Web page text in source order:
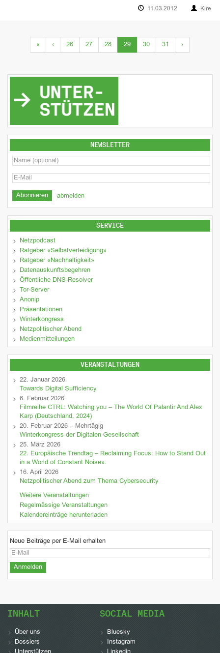
11.03.2012 Kire
« ‹ 26 27 28 29(current)
30 31 ›
NEWSLETTER
abmelden
SERVICE
Netzpodcast
Ratgeber «Selbstverteidigung»
Ratgeber «Nachhaltigkeit»
Datenauskunftsbegehren
Öffentliche DNS-Resolver
Tor-Server
Anonip
Präsentationen
Winterkongress
Netzpolitischer Abend
Medienmitteilungen
VERANSTALTUNGEN
22. Januar 2026
Towards Digital Sufficiency
6. Februar 2026
Filmreihe CTRL: Watching you – The World Of Palantir And Alex
Karp (Deutschland, 2024)
20. Februar 2026 – Mehrtägig
Winterkongress der Digitalen Gesellschaft
25. März 2026
22. Europäische Trendtag – Reclaiming Focus: How to Stand Out
in a World of Constant Noise».
16. April 2026
Netzpolitischer Abend zum Thema Cybersecurity
Weitere Veranstaltungen
Regelmässige Veranstaltungen
Kalendereinträge herunterladen
Neue Beiträge per E-Mail erhalten
INHALT
Über uns
Dossiers
SOCIAL MEDIA
Bluesky
Instagram